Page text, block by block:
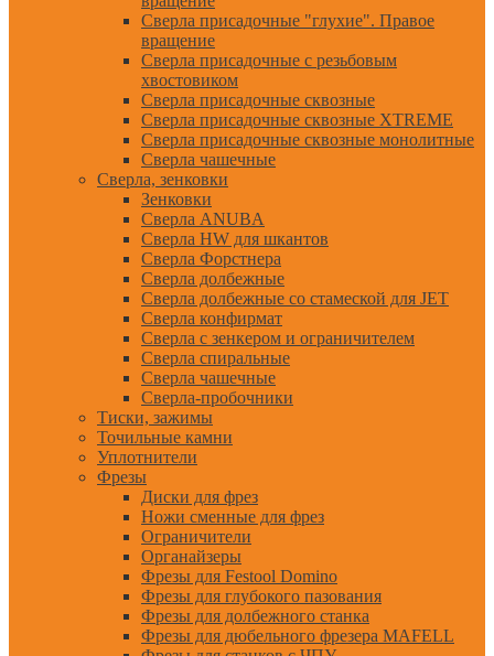
Сверла присадочные "глухие". Правое
вращение
Сверла присадочные с резьбовым
хвостовиком
Сверла присадочные сквозные
Сверла присадочные сквозные XTREME
Сверла присадочные сквозные монолитные
Сверла чашечные
Сверла, зенковки
Зенковки
Сверла ANUBA
Сверла HW для шкантов
Сверла Форстнера
Сверла долбежные
Сверла долбежные со стамеской для JET
Сверла конфирмат
Сверла с зенкером и ограничителем
Сверла спиральные
Сверла чашечные
Сверла-пробочники
Тиски, зажимы
Точильные камни
Уплотнители
Фрезы
Диски для фрез
Ножи сменные для фрез
Ограничители
Органайзеры
Фрезы для Festool Domino
Фрезы для глубокого пазования
Фрезы для долбежного станка
Фрезы для дюбельного фрезера MAFELL